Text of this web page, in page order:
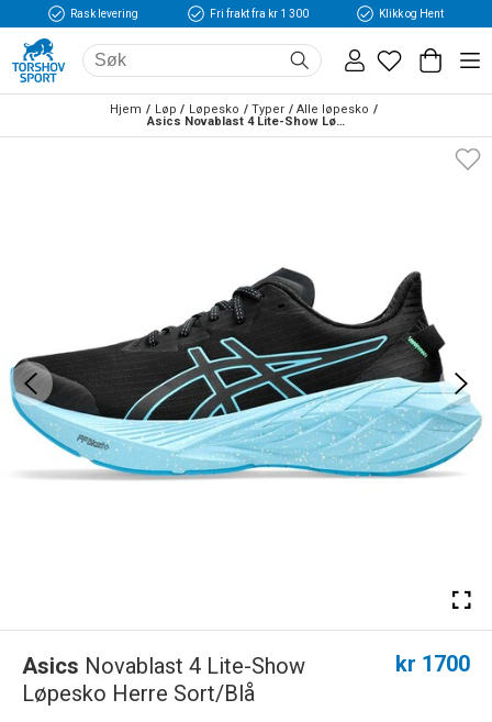
Rask levering Fri frakt fra kr 1 300 Klikk og Hent
Hjem Løp Løpesko Typer
Alle løpesko
Asics Novablast 4 Lite-Show Løpesko Herre Sort/Blå
Asics Novablast 4 Lite-Show
Løpesko Herre Sort/Blå
kr 1700